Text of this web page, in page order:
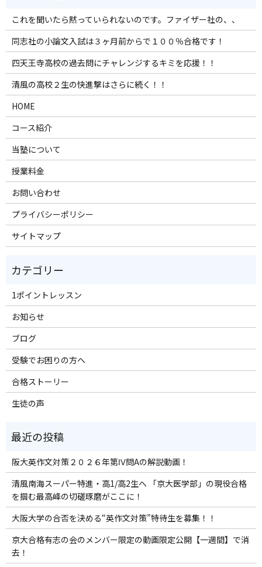
これを聞いたら黙っていられないのです。ファイザー社の、、
同志社の小論文入試は３ヶ月前からで１００％合格です！
四天王寺高校の過去問にチャレンジするキミを応援！！
清風の高校２生の快進撃はさらに続く！！
HOME
コース紹介
当塾について
授業料金
お問い合わせ
プライバシーポリシー
サイトマップ
1ポイントレッスン
お知らせ
ブログ
受験でお困りの方へ
合格ストーリー
生徒の声
阪大英作文対策２０２６年第Ⅳ問Aの解説動画！
清風南海スーパー特進・高1/高2生へ 「京大医学部」の現役合格
を掴む最高峰の切磋琢磨がここに！
大阪大学の合否を決める“英作文対策”特待生を募集！！
京大合格有志の会のメンバー限定の動画限定公開【一週間】で消
去！